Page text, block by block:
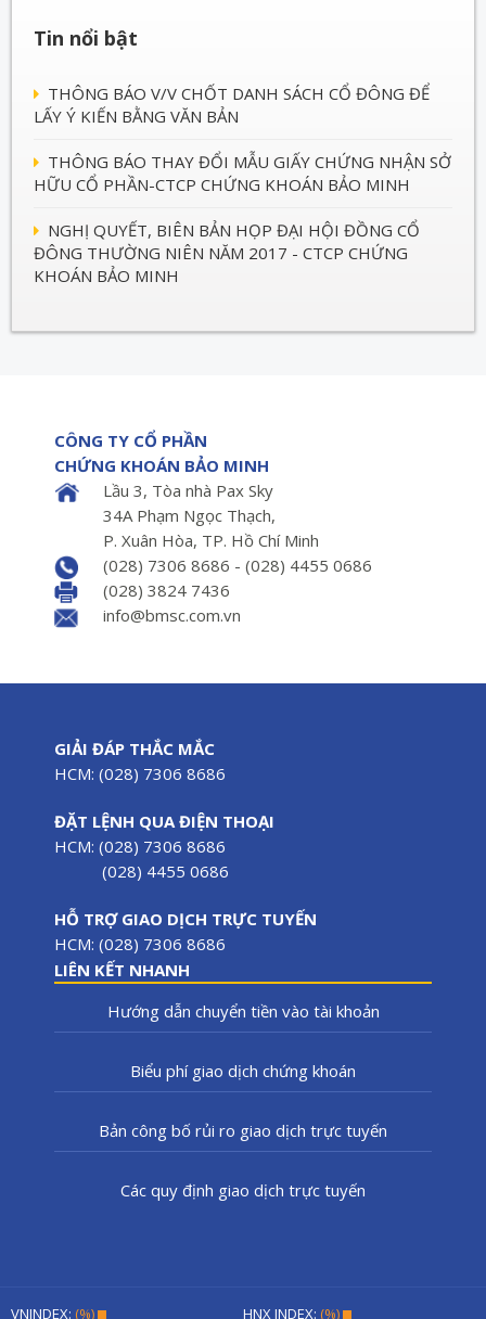
Tin nổi bật
THÔNG BÁO V/V CHỐT DANH SÁCH CỔ ĐÔNG ĐỂ
LẤY Ý KIẾN BẰNG VĂN BẢN
THÔNG BÁO THAY ĐỔI MẪU GIẤY CHỨNG NHẬN SỞ
HỮU CỔ PHẦN-CTCP CHỨNG KHOÁN BẢO MINH
NGHỊ QUYẾT, BIÊN BẢN HỌP ĐẠI HỘI ĐỒNG CỔ
ĐÔNG THƯỜNG NIÊN NĂM 2017 - CTCP CHỨNG
KHOÁN BẢO MINH
CÔNG TY CỔ PHẦN
CHỨNG KHOÁN BẢO MINH
Lầu 3, Tòa nhà Pax Sky
34A Phạm Ngọc Thạch,
P. Xuân Hòa, TP. Hồ Chí Minh
(028) 7306 8686 - (028) 4455 0686
(028) 3824 7436
info@bmsc.com.vn
GIẢI ĐÁP THẮC MẮC
HCM: (028) 7306 8686
ĐẶT LỆNH QUA ĐIỆN THOẠI
HCM: (028) 7306 8686
(028) 4455 0686
HỖ TRỢ GIAO DỊCH TRỰC TUYẾN
HCM: (028) 7306 8686
LIÊN KẾT NHANH
Hướng dẫn chuyển tiền vào tài khoản
Biểu phí giao dịch chứng khoán
Bản công bố rủi ro giao dịch trực tuyến
Các quy định giao dịch trực tuyến
VNINDEX: (%) HNX INDEX: (%)